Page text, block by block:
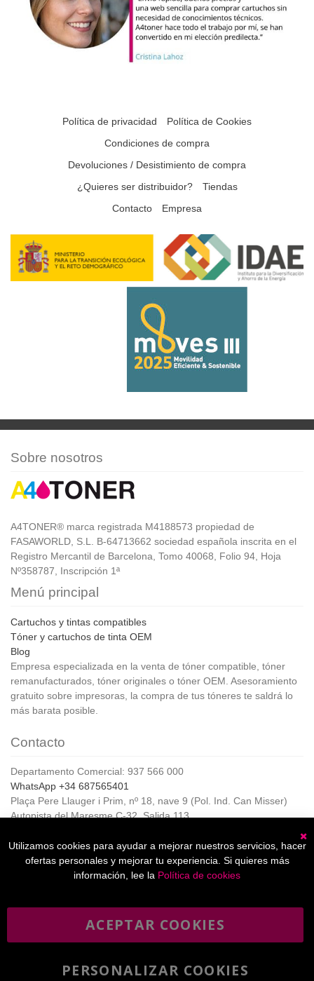
Política de privacidad
Política de Cookies
Condiciones de compra
Devoluciones / Desistimiento de compra
¿Quieres ser distribuidor?
Tiendas
Contacto
Empresa
Sobre nosotros
A4TONER® marca registrada M4188573 propiedad de
FASAWORLD, S.L. B-64713662 sociedad española inscrita en el
Registro Mercantil de Barcelona, Tomo 40068, Folio 94, Hoja
Nº358787, Inscripción 1ª
Menú principal
Cartuchos y tintas compatibles
Tóner y cartuchos de tinta OEM
Blog
Empresa especializada en la venta de tóner compatible, tóner
remanufacturados, tóner originales o tóner OEM. Asesoramiento
gratuito sobre impresoras, la compra de tus tóneres te saldrá lo
más barata posible.
Contacto
Departamento Comercial: 937 566 000
WhatsApp +34 687565401
Plaça Pere Llauger i Prim, nº 18, nave 9 (Pol. Ind. Can Misser)
Autopista del Maresme C-32, Salida 113
Horario de Atención al cliente:
De lunes a jueves de 8:00 a 17:00,
Viernes de 8:00 a 15:00
informativo
He leído y acepto lapolítica de privacidad
Utilizamos cookies para ayudar a mejorar nuestros servicios, hacer
ofertas personales y mejorar tu experiencia. Si quieres más
información, lee la Política de cookies
ACEPTAR COOKIES
PERSONALIZAR COOKIES